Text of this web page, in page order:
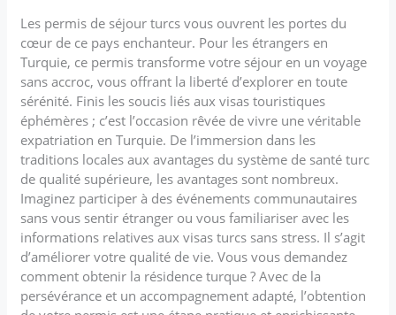
Les permis de séjour turcs vous ouvrent les portes du
cœur de ce pays enchanteur. Pour les étrangers en
Turquie, ce permis transforme votre séjour en un voyage
sans accroc, vous offrant la liberté d’explorer en toute
sérénité. Finis les soucis liés aux visas touristiques
éphémères ; c’est l’occasion rêvée de vivre une véritable
expatriation en Turquie. De l’immersion dans les
traditions locales aux avantages du système de santé turc
de qualité supérieure, les avantages sont nombreux.
Imaginez participer à des événements communautaires
sans vous sentir étranger ou vous familiariser avec les
informations relatives aux visas turcs sans stress. Il s’agit
d’améliorer votre qualité de vie. Vous vous demandez
comment obtenir la résidence turque ? Avec de la
persévérance et un accompagnement adapté, l’obtention